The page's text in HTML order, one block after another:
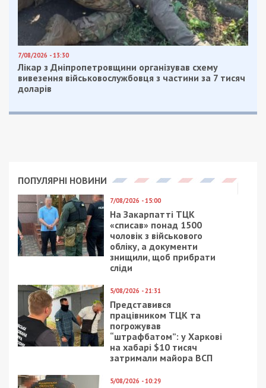
7/08/2026 - 13:30
Лікар з Дніпропетровщини організував схему
вивезення військовослужбовця з частини за 7 тисяч
доларів
ПОПУЛЯРНІ НОВИНИ
7/08/2026 - 15:00
На Закарпатті ТЦК
«списав» понад 1500
чоловік з військового
обліку, а документи
знищили, щоб прибрати
сліди
5/08/2026 - 21:31
Представився
працівником ТЦК та
погрожував
“штрафбатом”: у Харкові
на хабарі $10 тисяч
затримали майора ВСП
5/08/2026 - 10:29